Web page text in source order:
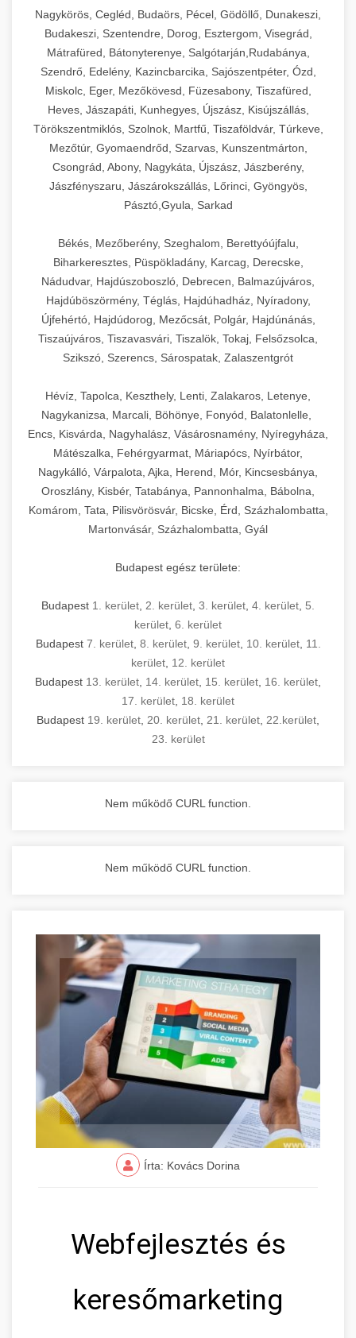
chef-iparikonyhagepek.hu
élelmiszer-előkészítéshez. Különböző reszelési
méretek különböző alkalmazásokhoz.
chef-iparikonyhagepek.hu
kereskedelmi sajtreszelő
🍳 28. Nagykonyhai
Berendezések
+
Teljes körű nagykonyhai berendezések és
professzionális vendéglátóipari kellékek.
Minden, ami szükséges éttermi és catering
műveletekhez.
chef-iparikonyhagepek.hu
kereskedelmi konyhai megoldások
Nagykörös, Cegléd, Budaörs, Pécel, Gödöllő, Dunakeszi,
Budakeszi, Szentendre, Dorog, Esztergom, Visegrád,
Mátrafüred, Bátonyterenye, Salgótarján,Rudabánya,
Szendrő, Edelény, Kazincbarcika, Sajószentpéter, Ózd,
Miskolc, Eger, Mezőkövesd, Füzesabony, Tiszafüred,
Heves, Jászapáti, Kunhegyes, Újszász, Kisújszállás,
Törökszentmiklós, Szolnok, Martfű, Tiszaföldvár, Túrkeve,
Mezőtúr, Gyomaendrőd, Szarvas, Kunszentmárton,
Csongrád, Abony, Nagykáta, Újszász, Jászberény,
Jászfényszaru, Jászárokszállás, Lőrinci, Gyöngyös,
Pásztó,Gyula, Sarkad
Békés, Mezőberény, Szeghalom, Berettyóújfalu,
Biharkeresztes, Püspökladány, Karcag, Derecske,
Nádudvar, Hajdúszoboszló, Debrecen, Balmazújváros,
Hajdúböszörmény, Téglás, Hajdúhadház, Nyíradony,
Újfehértó, Hajdúdorog, Mezőcsát, Polgár, Hajdúnánás,
Tiszaújváros, Tiszavasvári, Tiszalök, Tokaj, Felsőzsolca,
Szikszó, Szerencs, Sárospatak, Zalaszentgrót
Hévíz, Tapolca, Keszthely, Lenti, Zalakaros, Letenye,
Nagykanizsa, Marcali, Böhönye, Fonyód, Balatonlelle,
Encs, Kisvárda, Nagyhalász, Vásárosnamény, Nyíregyháza,
Mátészalka, Fehérgyarmat, Máriapócs, Nyírbátor,
Nagykálló, Várpalota, Ajka, Herend, Mór, Kincsesbánya,
Oroszlány, Kisbér, Tatabánya, Pannonhalma, Bábolna,
Komárom, Tata, Pilisvörösvár, Bicske, Érd, Százhalombatta,
Martonvásár, Százhalombatta, Gyál
Budapest egész területe:
Budapest 1. kerület 2. kerület 3. kerület 4. kerület 5.
kerület 6. kerület
Budapest 7. kerület, 8. kerület, 9. kerület, 10. kerület, 11.
kerület 12. kerület
Budapest 13. kerület 14. kerület 15. kerület 16. kerület
17. kerület 18. kerület
Budapest 19. kerület 20. kerület 21. kerület 22.kerület
23. kerület
Nem működő CURL function.
Nem működő CURL function.
Írta: Kovács Dorina
Webfejlesztés és
keresőmarketing